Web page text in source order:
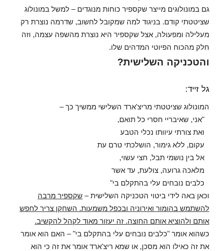
גם במונולוגים מייצר שקספיר כוחות מנוגדים – למשל במונולוג
שציטטתי קודם. בניגוד למה שמקובל לחשוב, שדרמה נוצרת רק
מעלילה ומפעולה, אצל שקספיר היא נוצרת מהשפה עצמה, וזה
חלק מהכוח הפיוטי המדהים שלו.
והטכניקה השלישית?
גל זייד:
המונולוג שציטטתי מריצ'ארד השלישי ממשיך כך –
"אני, שאיבריי חסרי כל תואם,
ואת צורתי עיוותו נכלי הטבע
עקום, ללא גימור, הושלכתי טרם עת
אל בין נושמי תבל, חצי עשוי,
מלאכה גרועה, צולעת, עד אשר
כלבים נובחים עלי בהתקלם בי"
וכאן באה לידי ביטוי הטכניקה השלישית – שקספיר מרבה
להשתמש בהומור ואירוניה ובכפל משמעות. השחקן צריך לחפש
אותם ולהוציא אותם החוצה. זה יעזור מאוד לקהל להקשיב.
כשהוא אומר "כלבים נובחים עלי בהתקלם בי" – האם הוא אומר
את זה כאילו הוא מסכן, או שמא ריצ'ארד אומר את זה כי הוא